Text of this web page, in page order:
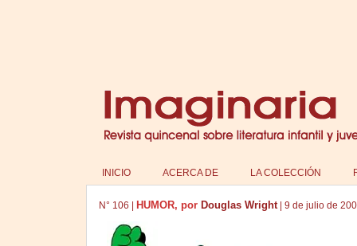
INICIO ACERCA DE LA COLECCIÓN
N° 106 HUMOR, por Douglas Wright 9 de julio de